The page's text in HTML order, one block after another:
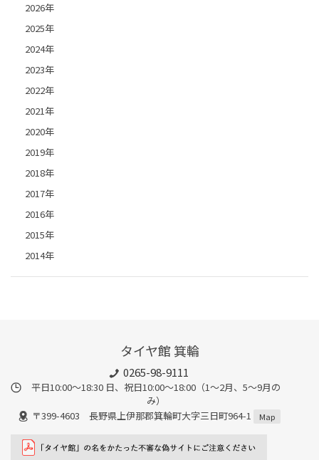
2026年
2025年
2024年
2023年
2022年
2021年
2020年
2019年
2018年
2017年
2016年
2015年
2014年
タイヤ館 箕輪
0265-98-9111
平日10:00～18:30 日、祝日10:00～18:00（1～2月、5～9月の
み）
〒399-4603 長野県上伊那郡箕輪町大字三日町964-1
Map